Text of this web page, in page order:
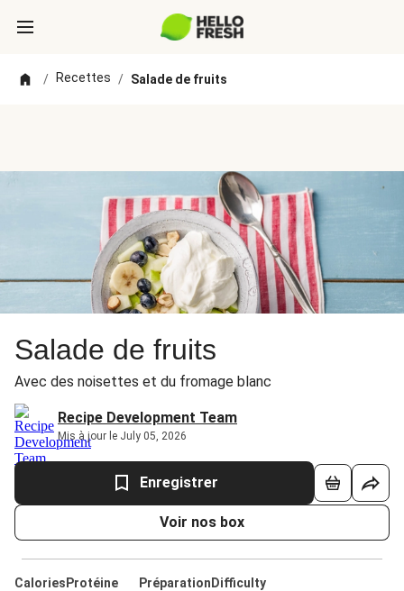
/ Recettes / Salade de fruits
Salade de fruits
Avec des noisettes et du fromage blanc
Recipe Development Team
Mis à jour le July 05, 2026
Enregistrer
Voir nos box
Calories Protéine
Préparation Difficulty